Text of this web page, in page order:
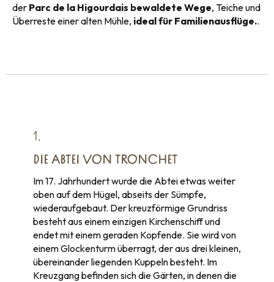
der Parc de la Higourdais bewaldete Wege, Teiche und
Überreste einer alten Mühle, ideal für Familienausflüge..
1.
DIE ABTEI VON TRONCHET
Im 17. Jahrhundert wurde die Abtei etwas weiter
oben auf dem Hügel, abseits der Sümpfe,
wiederaufgebaut. Der kreuzförmige Grundriss
besteht aus einem einzigen Kirchenschiff und
endet mit einem geraden Kopfende. Sie wird von
einem Glockenturm überragt, der aus drei kleinen,
übereinander liegenden Kuppeln besteht. Im
Kreuzgang befinden sich die Gärten, in denen die